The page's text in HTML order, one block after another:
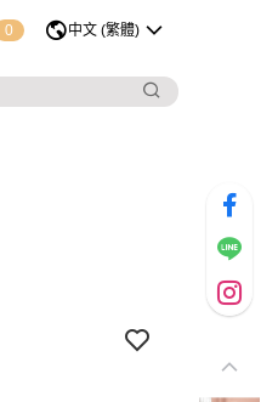
0 中文 (繁體)